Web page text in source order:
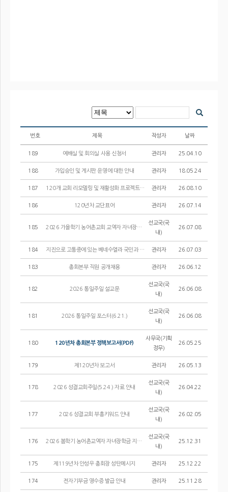
번호 제목 작성자 날짜
189 예배실 및 회의실 사용 신청서 관리자 25.04.10
188 가입승인 및 게시판 운영에 대한 안내 관리자 18.05.24
187 120개 교회 리모델링 및 재활성화 프로젝트 안내 및 신청 서류 양식 관리자 26.08.10
186 120년차 교단표어 관리자 26.07.14
185 2026 가을학기 농어촌교회 교역자 자녀장학생 선발 공고
선교국(국
내)
26.07.08
184 지진으로 고통중에 있는 베네수엘라 국민과 교회를 위한 총회장 위로서신 관리자 26.07.03
183 총회본부 직원 공개채용 관리자 26.06.12
182 2026 통일주일 설교문
선교국(국
내)
26.06.08
181 2026 통일주일 포스터(6.21.)
선교국(국
내)
26.06.08
180 120년차 총회본부 정책보고서(PDF)
사무국(기획
정무)
26.05.25
179 제120년차 보고서 관리자 26.05.13
178 2026 성결교회주일(5.24.) 자료 안내
선교국(국
내)
26.04.22
177 2026 성결교회 부흥키워드 안내
선교국(국
내)
26.02.05
176 2026 봄학기 농어촌교역자 자녀장학금 지원선발공고
선교국(국
내)
25.12.31
175 제119년차 안성우 총회장 성탄메시지 관리자 25.12.22
174 전자기부금 영수증 발급 안내 관리자 25.11.28